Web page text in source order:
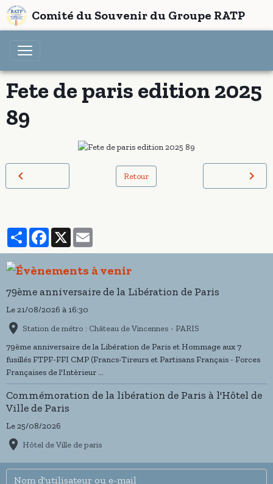
Comité du Souvenir du Groupe RATP
Fete de paris edition 2025
89
Retour
PartagerFacebook
X
79ème anniversaire de la Libération de Paris
Le 21/08/2026 à 16:30
Station de métro : Château de Vincennes - PARIS
79ème anniversaire de la Libération de Paris et Hommage aux 7
fusillés FTPF-FFI CMP (Francs-Tireurs et Partisans Français - Forces
Françaises de l'Intèrieur ...
Commémoration de la libération de Paris à l'Hôtel de
Ville de Paris
Le 25/08/2026
Hôtel de Ville de paris